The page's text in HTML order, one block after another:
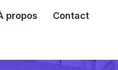
propos Contact